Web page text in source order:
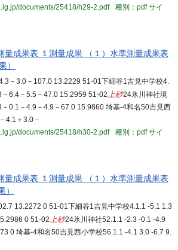
documents/25418/h29-2.pdf
種別：pdfサイ
量成果表 １測量成果 （１）水準測量成果表
）
－3.0－107.0 13.2229 51-01下細谷1吉見中学校4.
6.4－5.5－47.0 15.2959 51-02上砂24氷川神社境
0.1－4.9－4.9－67.0 15.9860 埼基-4和名50吉見西
4.1＋3.0－
documents/25418/h30-2.pdf
種別：pdfサイ
量成果表 １測量成果 （１）水準測量成果表
）
13.2272 0 51-01下細谷1吉見中学校4.1.1 -5.1 1.3
0 51-02上砂24氷川神社52.1.1 -2.3 -0.1 -4.9
0 埼基-4和名50吉見西小学校56.1.1 -4.1 3.0 -6.7 9.